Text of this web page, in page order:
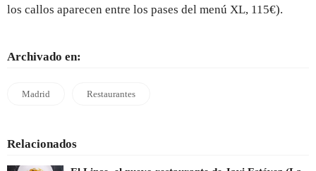
los callos aparecen entre los pases del menú XL, 115€).
Archivado en:
Madrid Restaurantes
Relacionados